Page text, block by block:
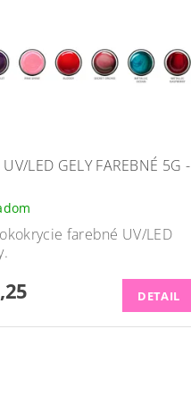
LED GELY FAREBNÉ 5G -
farebné UV/LED
DETAIL